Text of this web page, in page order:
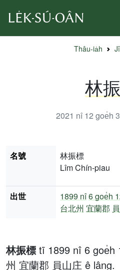
Thâu-ia̍h
林
2021 nî 12 goe̍h
林振標 tī 1899 nî 6 goe̍h
州 宜蘭郡 員山庄 ê lâng.
名號
林振標
Lîm Chín-piau
出世 1899 nî6 goe̍h
台北州 宜蘭郡